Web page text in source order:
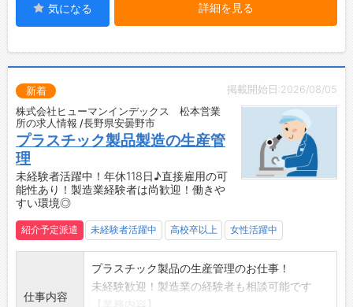
・土日祝休み・日勤のみで私生活との両立◎
・男性の育児休業取得実績あり
・休憩や昼食に利用できるスペースあり
・簡易冷水器あり
12：40 現場確認・品質改善・クレーム対応・
資料作成
15：10 是正処置・再発防止活動・品質会議準
17：15 退社
【やりがい】
・自分が関わった製品の品質が全国の公園や学
校で評価される
・子どもたちが安心して遊べる遊具づくりに貢
・品質改善を通じて会社全体の品質向上に貢献
できる
・クレームや不適合の再発防止に取り組み、お
客様満足度の向上に貢献できる
気になる 詳細を見る
掲載開始日:2026/08/05
新着
株式会社ヒューマンインデックス 松本営業
所の求人情報 /長野県安曇野市
プラスチック製品製造の生産管
理
未経験者活躍中！年休118日♪直接雇用の可
能性あり！製造業経験者は尚歓迎！働きや
すい環境◎
紹介予定派遣 未経験者活躍中 高校卒以上 女性活躍中
仕事内容
プラスチック製品の生産管理のお仕事！
未経験歓迎！製造業の経験者も相談可能です